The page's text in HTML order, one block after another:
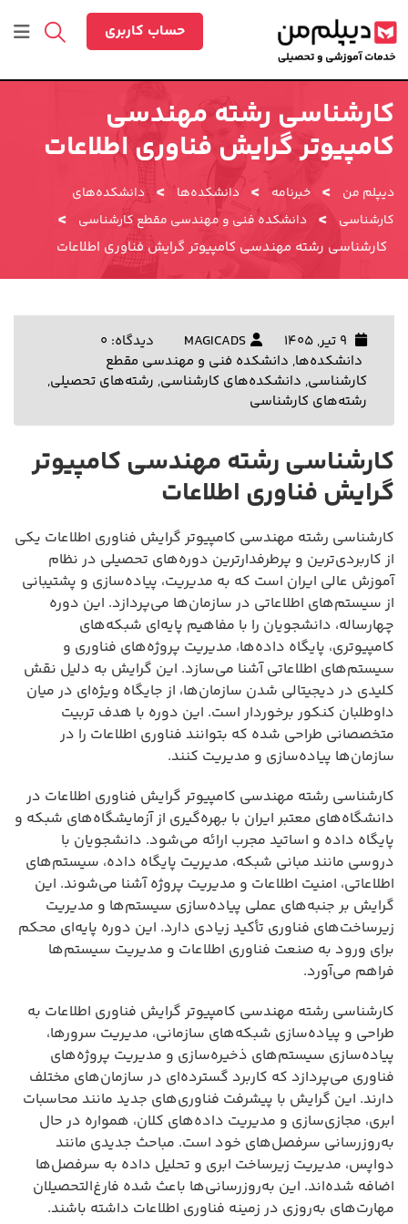
به
محتوا
حساب کاربری
کارشناسی رشته مهندسی
کامپیوتر گرایش فناوری اطلاعات
دیپلم من > خبرنامه > دانشکده‌ها > دانشکده‌های
کارشناسی
> دانشکده فنی و مهندسی مقطع کارشناسی >
کارشناسی رشته مهندسی کامپیوتر گرایش فناوری اطلاعات
MAGICADS
دیدگاه: 0
دانشکده‌ها, دانشکده فنی و مهندسی مقطع
کارشناسی, دانشکده‌های کارشناسی, رشته‌های تحصیلی,
رشته‌های کارشناسی
کارشناسی رشته مهندسی کامپیوتر
گرایش فناوری اطلاعات
کارشناسی رشته مهندسی کامپیوتر گرایش فناوری اطلاعات یکی
از کاربردی‌ترین و پرطرفدارترین دوره‌های تحصیلی در نظام
آموزش عالی ایران است که به مدیریت، پیاده‌سازی و پشتیبانی
از سیستم‌های اطلاعاتی در سازمان‌ها می‌پردازد. این دوره
چهارساله، دانشجویان را با مفاهیم پایه‌ای شبکه‌های
کامپیوتری، پایگاه داده‌ها، مدیریت پروژه‌های فناوری و
سیستم‌های اطلاعاتی آشنا می‌سازد. این گرایش به دلیل نقش
کلیدی در دیجیتالی شدن سازمان‌ها، از جایگاه ویژه‌ای در میان
داوطلبان کنکور برخوردار است. این دوره با هدف تربیت
متخصصانی طراحی شده که بتوانند فناوری اطلاعات را در
سازمان‌ها پیاده‌سازی و مدیریت کنند.
کارشناسی رشته مهندسی کامپیوتر گرایش فناوری اطلاعات در
دانشگاه‌های معتبر ایران با بهره‌گیری از آزمایشگاه‌های شبکه و
پایگاه داده و اساتید مجرب ارائه می‌شود. دانشجویان با
دروسی مانند مبانی شبکه، مدیریت پایگاه داده، سیستم‌های
اطلاعاتی، امنیت اطلاعات و مدیریت پروژه آشنا می‌شوند. این
گرایش بر جنبه‌های عملی پیاده‌سازی سیستم‌ها و مدیریت
زیرساخت‌های فناوری تأکید زیادی دارد. این دوره پایه‌ای محکم
برای ورود به صنعت فناوری اطلاعات و مدیریت سیستم‌ها
فراهم می‌آورد.
کارشناسی رشته مهندسی کامپیوتر گرایش فناوری اطلاعات به
طراحی و پیاده‌سازی شبکه‌های سازمانی، مدیریت سرورها،
پیاده‌سازی سیستم‌های ذخیره‌سازی و مدیریت پروژه‌های
فناوری می‌پردازد که کاربرد گسترده‌ای در سازمان‌های مختلف
دارند. این گرایش با پیشرفت فناوری‌های جدید مانند محاسبات
ابری، مجازی‌سازی و مدیریت داده‌های کلان، همواره در حال
به‌روزرسانی سرفصل‌های خود است. مباحث جدیدی مانند
دواپس، مدیریت زیرساخت ابری و تحلیل داده به سرفصل‌ها
اضافه شده‌اند. این به‌روزرسانی‌ها باعث شده فارغ‌التحصیلان
مهارت‌های به‌روزی در زمینه فناوری اطلاعات داشته باشند.